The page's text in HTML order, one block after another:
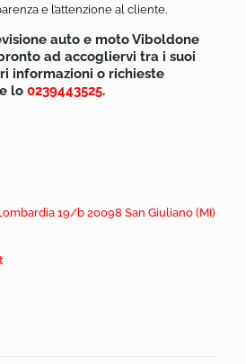
e l’attenzione al cliente.
auto e moto Viboldone
ad accogliervi tra i suoi
informazioni o richieste
lo 0239443525.
19/b 20098 San Giuliano (MI)